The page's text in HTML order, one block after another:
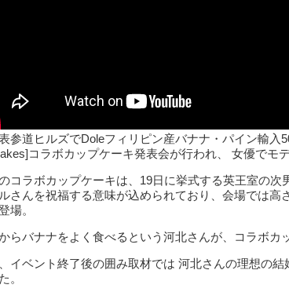
参道ヒルズでDoleフィリピン産バナナ・パイン輸入
コラボカップケーキ発表会が行われ、 女優でモ
コラボカップケーキは、19日に挙式する英王室の次
さんを祝福する意味が込められており、会場では高
場。
らバナナをよく食べるという河北さんが、コラボカ
イベント終了後の囲み取材では 河北さんの理想の
。